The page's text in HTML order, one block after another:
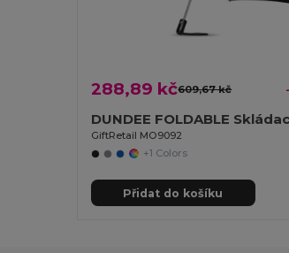
288,89 kč609,67 kč
GiftRetail MO9092
+1 Colors
Přidat do košíku